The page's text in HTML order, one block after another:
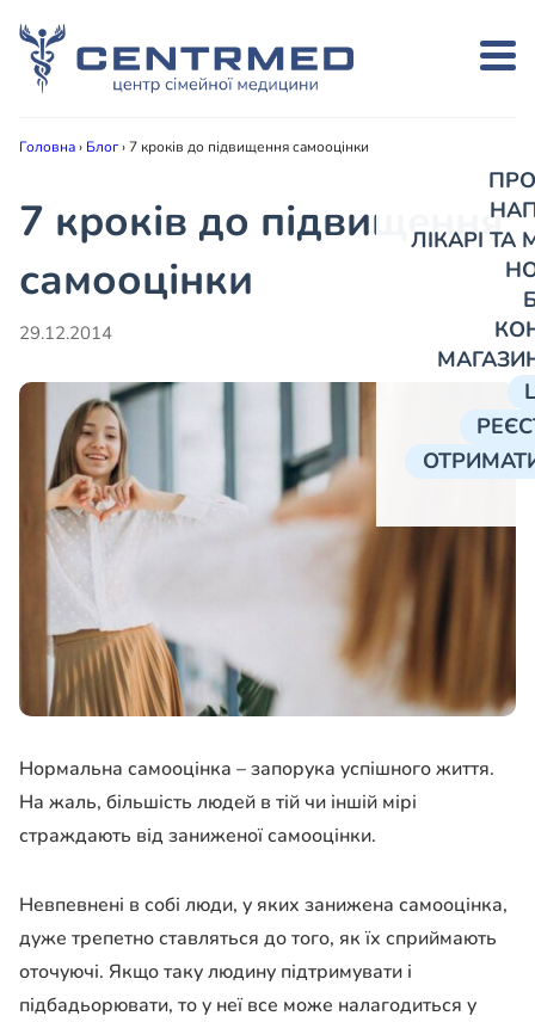
ЛІКАРІ
Головна› Блог› 7 кроків до підвищення самооцінки
7 кроків до підвищення
самооцінки
29.12.2014
Нормальна самооцінка – запорука успішного життя.
На жаль, більшість людей в тій чи іншій мірі
страждають від заниженої самооцінки.
Невпевнені в собі люди, у яких занижена самооцінка,
дуже трепетно ​​ставляться до того, як їх сприймають
оточуючі. Якщо таку людину підтримувати і
підбадьорювати, то у неї все може налагодиться у